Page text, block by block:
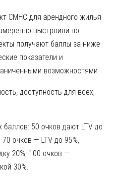
CMHC для арендного жилья
выстроили по
получают баллы за ниже
показатели и
возможностями.
доступность для всех,
50 очков дают LTV до
очков — LTV до 95%,
20%; 100 очков —
30%.